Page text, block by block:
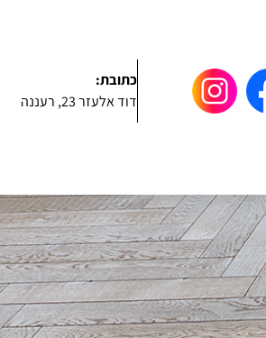
כתובת:
דוד אלעזר 23, רעננה